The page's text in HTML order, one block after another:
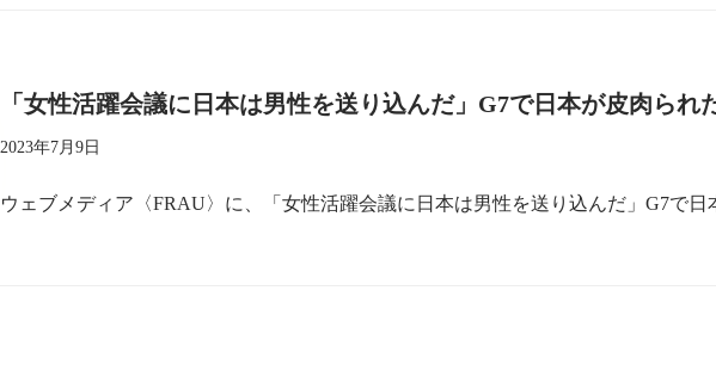
「女性活躍会議に日本は男性を送り込んだ」G7で日本が皮肉られ
2023年7月9日
ウェブメディア〈FRAU〉に、「女性活躍会議に日本は男性を送り込んだ」G7で日